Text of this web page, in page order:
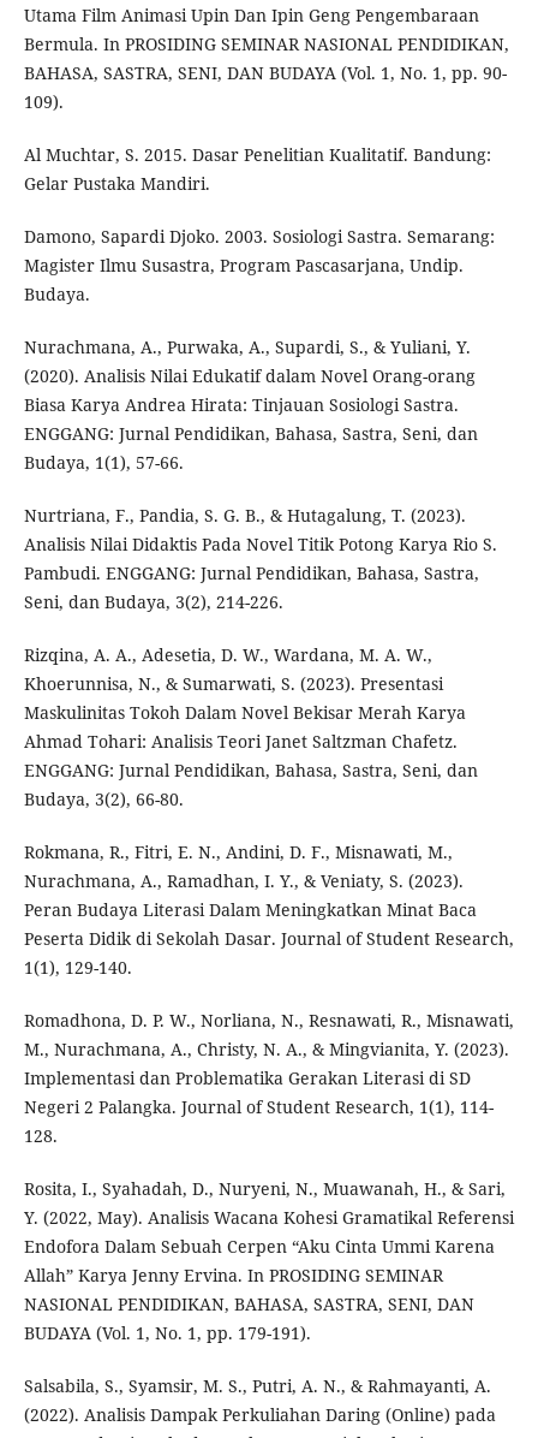
Utama Film Animasi Upin Dan Ipin Geng Pengembaraan
Bermula. In PROSIDING SEMINAR NASIONAL PENDIDIKAN,
BAHASA, SASTRA, SENI, DAN BUDAYA (Vol. 1, No. 1, pp. 90-
109).
Al Muchtar, S. 2015. Dasar Penelitian Kualitatif. Bandung:
Gelar Pustaka Mandiri.
Damono, Sapardi Djoko. 2003. Sosiologi Sastra. Semarang:
Magister Ilmu Susastra, Program Pascasarjana, Undip.
Budaya.
Nurachmana, A., Purwaka, A., Supardi, S., & Yuliani, Y.
(2020). Analisis Nilai Edukatif dalam Novel Orang-orang
Biasa Karya Andrea Hirata: Tinjauan Sosiologi Sastra.
ENGGANG: Jurnal Pendidikan, Bahasa, Sastra, Seni, dan
Budaya, 1(1), 57-66.
Nurtriana, F., Pandia, S. G. B., & Hutagalung, T. (2023).
Analisis Nilai Didaktis Pada Novel Titik Potong Karya Rio S.
Pambudi. ENGGANG: Jurnal Pendidikan, Bahasa, Sastra,
Seni, dan Budaya, 3(2), 214-226.
Rizqina, A. A., Adesetia, D. W., Wardana, M. A. W.,
Khoerunnisa, N., & Sumarwati, S. (2023). Presentasi
Maskulinitas Tokoh Dalam Novel Bekisar Merah Karya
Ahmad Tohari: Analisis Teori Janet Saltzman Chafetz.
ENGGANG: Jurnal Pendidikan, Bahasa, Sastra, Seni, dan
Budaya, 3(2), 66-80.
Rokmana, R., Fitri, E. N., Andini, D. F., Misnawati, M.,
Nurachmana, A., Ramadhan, I. Y., & Veniaty, S. (2023).
Peran Budaya Literasi Dalam Meningkatkan Minat Baca
Peserta Didik di Sekolah Dasar. Journal of Student Research,
1(1), 129-140.
Romadhona, D. P. W., Norliana, N., Resnawati, R., Misnawati,
M., Nurachmana, A., Christy, N. A., & Mingvianita, Y. (2023).
Implementasi dan Problematika Gerakan Literasi di SD
Negeri 2 Palangka. Journal of Student Research, 1(1), 114-
128.
Rosita, I., Syahadah, D., Nuryeni, N., Muawanah, H., & Sari,
Y. (2022, May). Analisis Wacana Kohesi Gramatikal Referensi
Endofora Dalam Sebuah Cerpen “Aku Cinta Ummi Karena
Allah” Karya Jenny Ervina. In PROSIDING SEMINAR
NASIONAL PENDIDIKAN, BAHASA, SASTRA, SENI, DAN
BUDAYA (Vol. 1, No. 1, pp. 179-191).
Salsabila, S., Syamsir, M. S., Putri, A. N., & Rahmayanti, A.
(2022). Analisis Dampak Perkuliahan Daring (Online) pada